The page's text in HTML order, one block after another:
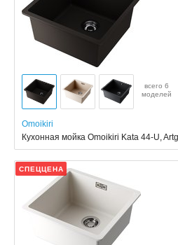
всего 6
моделей
Omoikiri
Кухонная мойка Omoikiri Kata 44-U,
СПЕЦЦЕНА